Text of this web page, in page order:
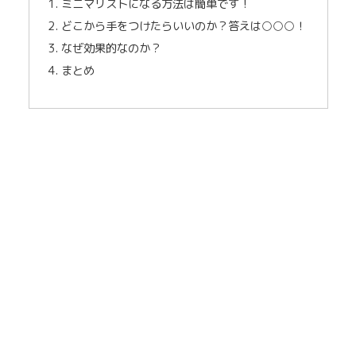
ミニマリストになる方法は簡単です！
どこから手をつけたらいいのか？答えは○○○！
なぜ効果的なのか？
まとめ